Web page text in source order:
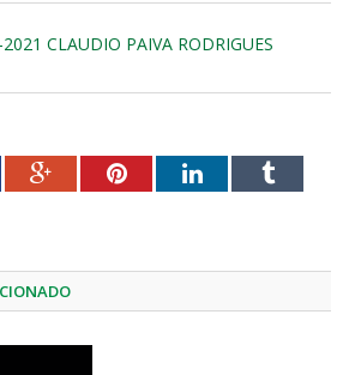
CLAUDIO PAIVA RODRIGUES
Google+PinterestLinkedInTumblr